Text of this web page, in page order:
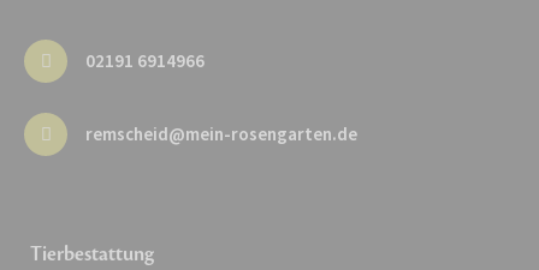
02191 6914966
remscheid@mein-rosengarten.de
Tierbestattung